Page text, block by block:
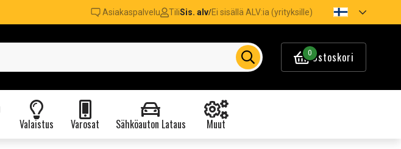
Asiakaspalvelu TiliSis. alv/Ei sisällä ALV:ia (yrityksille)
0Ostoskori
Valaistus Varosat Sähköauton Lataus Muut